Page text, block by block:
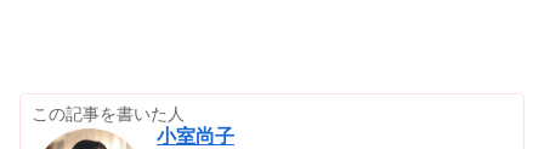
この記事を書いた人
小室尚子